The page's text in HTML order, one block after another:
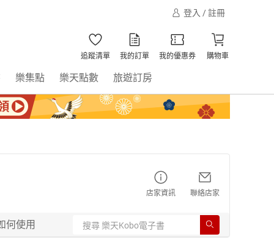
登入 / 註冊
追蹤清單 我的訂單 我的優惠券 購物車
樂集點 樂天點數 旅遊訂房
店家資訊 聯絡店家
何使用